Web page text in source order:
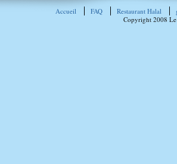
Accueil FAQ Restaurant Halal
Copyright 2008